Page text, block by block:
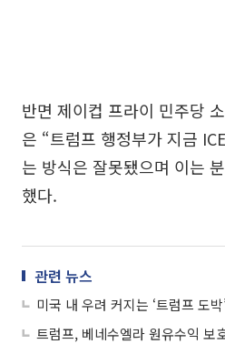
반면 제이컵 프라이 민주당
은 “트럼프 행정부가 지금
는 방식은 잘못됐으며 이는
했다.
관련 뉴스
미국 내 우려 커지는 ‘트럼프 도박